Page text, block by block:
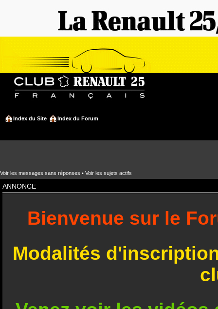
Index du Site Index du Forum
Voir les messages sans réponses • Voir les sujets actifs
ANNONCE
Bienvenue sur le
Modalités